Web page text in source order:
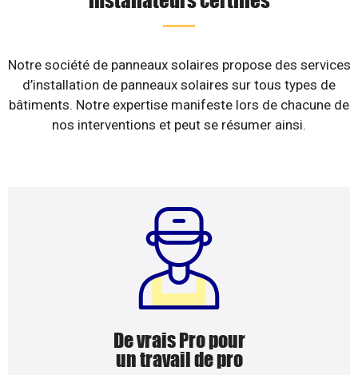
Notre société de panneaux solaires propose des services
d’installation de panneaux solaires sur tous types de
bâtiments. Notre expertise manifeste lors de chacune de
nos interventions et peut se résumer ainsi.
De vrais Pro pour
un travail de pro